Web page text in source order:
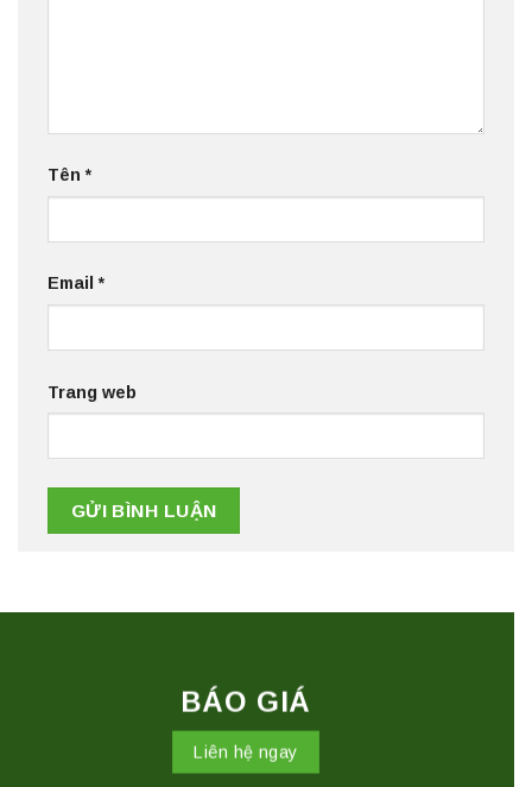
Tên*
Email*
Trang web
BÁO GIÁ
Liên hệ ngay